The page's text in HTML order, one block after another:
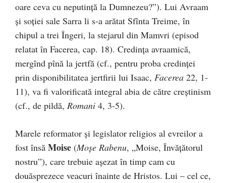
oare ceva cu neputință la Dumnezeu?”). Lui Avraam
și soției sale Sarra li s-a arătat Sfînta Treime, în
chipul a trei Îngeri, la stejarul din Mamvri (episod
relatat în Facerea, cap. 18). Credința avraamică,
mergînd pînă la jertfă (cf., pentru proba credinței
prin disponibilitatea jertfirii lui Isaac, Facerea 22, 1-
11), va fi valorificată integral abia de către creștinism
(cf., de pildă, Romani 4, 3-5).
Marele reformator și legislator religios al evreilor a
fost însă Moise (Moșe Rabenu, „Moise, Învățătorul
nostru”), care trebuie așezat în timp cam cu
douăsprezece veacuri înainte de Hristos. Lui – cel ce,